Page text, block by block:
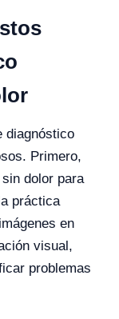
diagnóstico
Primero,
dolor para
práctica
en
visual,
problemas